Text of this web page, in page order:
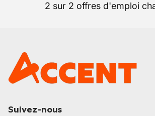
2 sur 2 offres d'emploi
Suivez-nous